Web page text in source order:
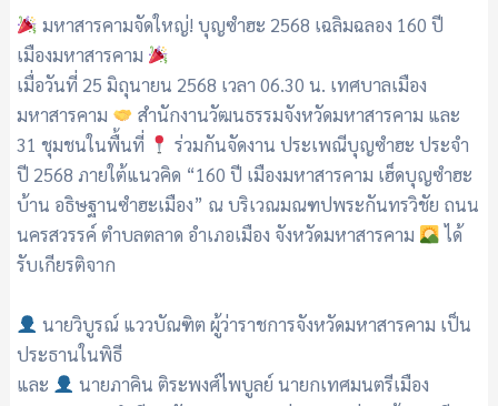
มหาสารคามจัดใหญ่! บุญซำฮะ 2568 เฉลิมฉลอง 160 ปี
เมืองมหาสารคาม
เมื่อวันที่ 25 มิถุนายน 2568 เวลา 06.30 น. เทศบาลเมือง
มหาสารคาม
สำนักงานวัฒนธรรมจังหวัดมหาสารคาม และ
31 ชุมชนในพื้นที่
ร่วมกันจัดงาน ประเพณีบุญซำฮะ ประจำ
ปี 2568 ภายใต้แนวคิด “160 ปี เมืองมหาสารคาม เฮ็ดบุญซำฮะ
บ้าน อธิษฐานซำฮะเมือง” ณ บริเวณมณฑปพระกันทรวิชัย ถนน
นครสวรรค์ ตำบลตลาด อำเภอเมือง จังหวัดมหาสารคาม
ได้
รับเกียรติจาก
นายวิบูรณ์ แววบัณฑิต ผู้ว่าราชการจังหวัดมหาสารคาม เป็น
ประธานในพิธี
และ
นายภาคิน ติระพงศ์ไพบูลย์ นายกเทศมนตรีเมือง